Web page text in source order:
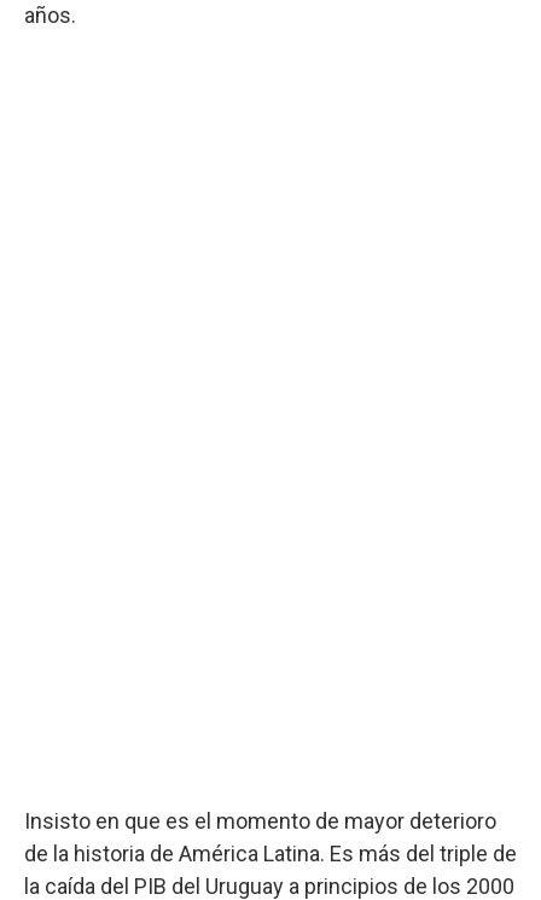
años.
Insisto en que es el momento de mayor deterioro
de la historia de América Latina. Es más del triple de
la caída del PIB del Uruguay a principios de los 2000